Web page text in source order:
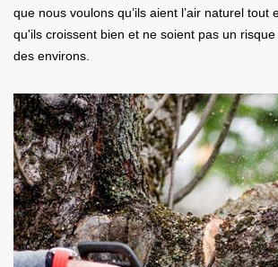
que nous voulons qu’ils aient l’air naturel tout
qu'ils croissent bien et ne soient pas un
des environs.